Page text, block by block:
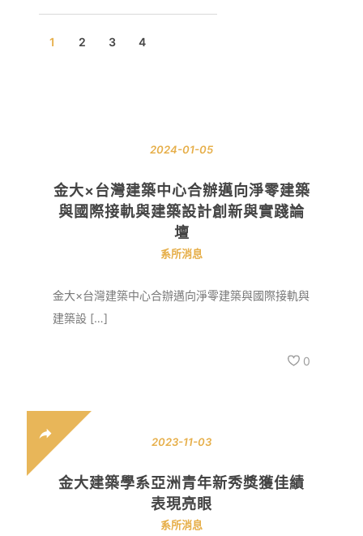
1 2 3 4
2024-01-05
金大×台灣建築中心合辦邁向淨零建築
與國際接軌與建築設計創新與實踐論
壇
系所消息
金大×台灣建築中心合辦邁向淨零建築與國際接軌與
建築設 […]
0
2023-11-03
金大建築學系亞洲青年新秀獎獲佳績
表現亮眼
系所消息